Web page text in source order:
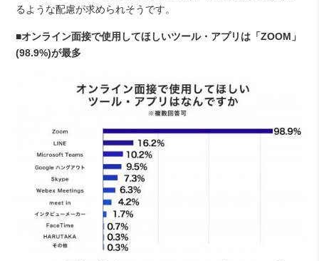
るような配慮が求められそうです。
■オンライン面接で使用してほしいツール・アプリは「ZOOM」
(98.9%)が最多